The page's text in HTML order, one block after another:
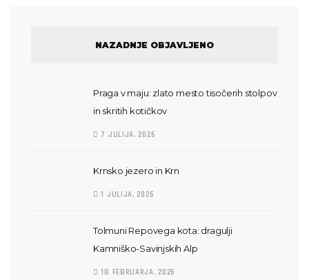
NAZADNJE OBJAVLJENO
Praga v maju: zlato mesto tisočerih stolpov
in skritih kotičkov
7 JULIJA, 2026
Krnsko jezero in Krn
1 JULIJA, 2026
Tolmuni Repovega kota: dragulji
Kamniško-Savinjskih Alp
18 FEBRUARJA, 2026